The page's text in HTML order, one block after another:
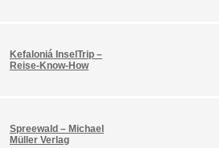
Kefaloniá InselTrip –
Reise-Know-How
Spreewald – Michael
Müller Verlag